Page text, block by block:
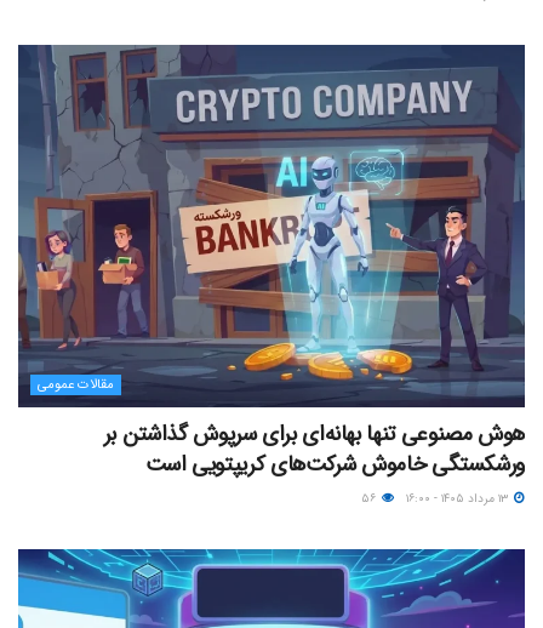
مقالات عمومی
هوش مصنوعی تنها بهانه‌ای برای سرپوش گذاشتن بر
ورشکستگی خاموش شرکت‌های کریپتویی است